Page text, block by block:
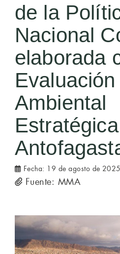
de la
Nacional
elaborada
Evaluación
Ambiental
Estratégica
Fecha: 19 de agosto de 2025
Fuente: MMA